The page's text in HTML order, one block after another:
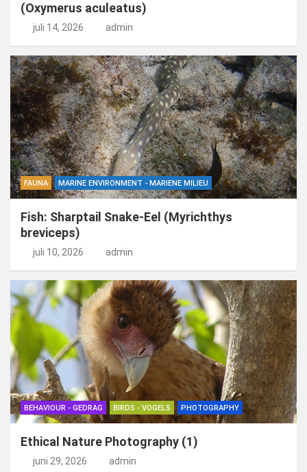
(Oxymerus aculeatus)
juli 14, 2026 admin
FAUNA MARINE ENVIRONMENT - MARIENE MILIEU
Fish: Sharptail Snake-Eel (Myrichthys
breviceps)
juli 10, 2026 admin
BEHAVIOUR - GEDRAG BIRDS - VOGELS PHOTOGRAPHY
Ethical Nature Photography (1)
juni 29, 2026 admin